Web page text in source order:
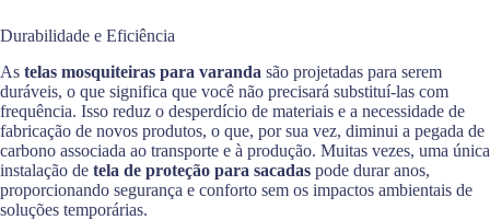
Durabilidade e Eficiência
As telas mosquiteiras para varanda são projetadas para serem
duráveis, o que significa que você não precisará substituí-las com
frequência. Isso reduz o desperdício de materiais e a necessidade de
fabricação de novos produtos, o que, por sua vez, diminui a pegada de
carbono associada ao transporte e à produção. Muitas vezes, uma única
instalação de tela de proteção para sacadas pode durar anos,
proporcionando segurança e conforto sem os impactos ambientais de
soluções temporárias.